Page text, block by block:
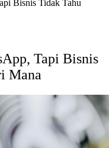
Bisnis Tidak Tahu
Tapi Bisnis
Mana